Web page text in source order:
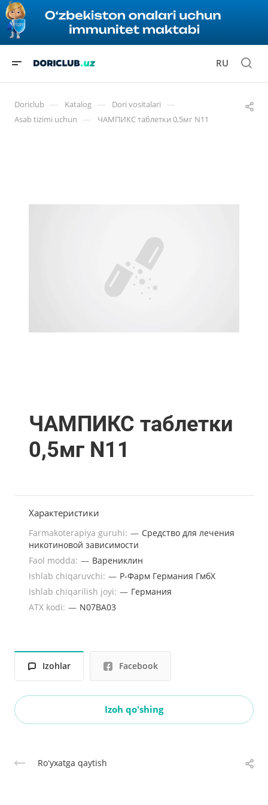
RU
Doriclub — Katalog — Dori vositalari —
Asab tizimi uchun — ЧАМПИКС таблетки 0,5мг N11
ЧАМПИКС таблетки
0,5мг N11
Характеристики
Farmakoterapiya guruhi: — Средство для лечения
никотиновой зависимости
Faol modda: — Варениклин
Ishlab chiqaruvchi: — Р-Фарм Германия ГмбХ
Ishlab chiqarilish joyi: — Германия
ATX kodi: — N07BA03
Izohlar Facebook
Izoh qo'shing
Roʻyxatga qaytish